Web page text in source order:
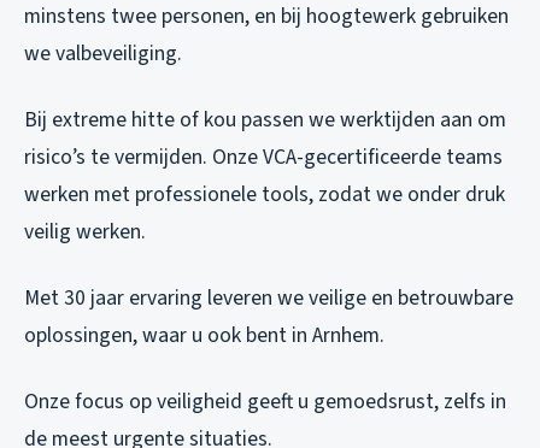
minstens twee personen, en bij hoogtewerk gebruiken
we valbeveiliging.
Bij extreme hitte of kou passen we werktijden aan om
risico’s te vermijden. Onze VCA-gecertificeerde teams
werken met professionele tools, zodat we onder druk
veilig werken.
Met 30 jaar ervaring leveren we veilige en betrouwbare
oplossingen, waar u ook bent in Arnhem.
Onze focus op veiligheid geeft u gemoedsrust, zelfs in
de meest urgente situaties.